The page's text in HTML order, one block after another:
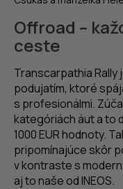
Offroad –
ceste
Transcarpathia
podujatím, ktoré
s profesionálmi.
kategóriách áut a to
1000 EUR hodnoty.
pripomínajúce skôr
v kontraste s
aj to naše od INEOS.